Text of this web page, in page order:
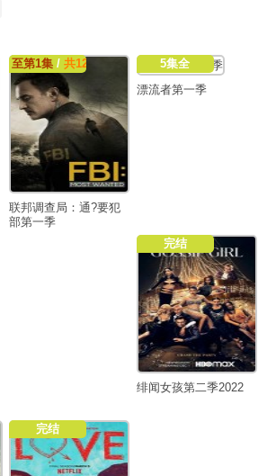
至第1集 /共12集
联邦调查局：通?要犯
部第一季
5集全
漂流者第一季
完结
绯闻女孩第二季2022
完结